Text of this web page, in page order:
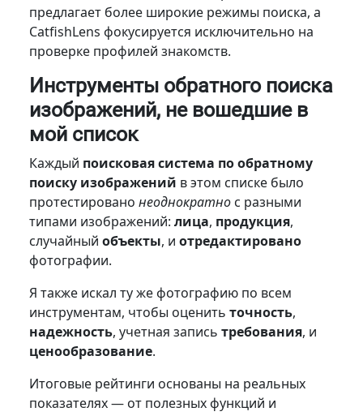
предлагает более широкие режимы поиска, а
CatfishLens фокусируется исключительно на
проверке профилей знакомств.
Инструменты обратного поиска
изображений, не вошедшие в
мой список
Каждый поисковая система по обратному
поиску изображений в этом списке было
протестировано неоднократнос разными
типами изображений: лица, продукция,
случайный объекты, и отредактировано
фотографии.
Я также искал ту же фотографию по всем
инструментам, чтобы оценить точность,
надежность, учетная запись требования, и
ценообразование.
Итоговые рейтинги основаны на реальных
показателях — от полезных функций и